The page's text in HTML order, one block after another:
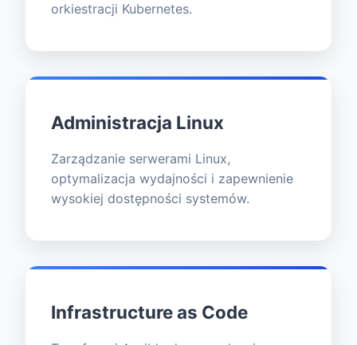
orkiestracji Kubernetes.
Administracja Linux
Zarządzanie serwerami Linux,
optymalizacja wydajności i zapewnienie
wysokiej dostępności systemów.
Infrastructure as Code